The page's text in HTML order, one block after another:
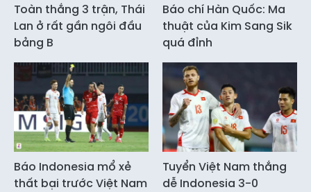
Toàn thắng 3 trận, Thái
Lan ở rất gần ngôi đầu
bảng B
Báo chí Hàn Quốc: Ma
thuật của Kim Sang Sik
quá đỉnh
Báo Indonesia mổ xẻ
thất bại trước Việt Nam
Tuyển Việt Nam thắng
dễ Indonesia 3-0